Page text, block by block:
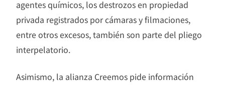
agentes químicos, los destrozos en propiedad
privada registrados por cámaras y filmaciones,
entre otros excesos, también son parte del pliego
interpelatorio.
Asimismo, la alianza Creemos pide información